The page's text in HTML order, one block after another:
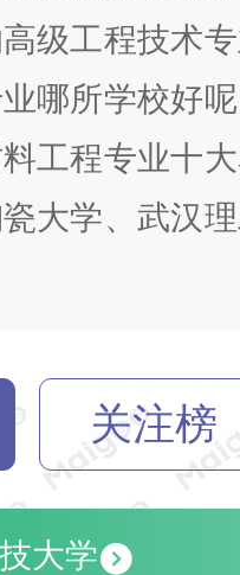
级工程技术
哪所学校好
工程专业十
大学、武汉
关注榜
大学